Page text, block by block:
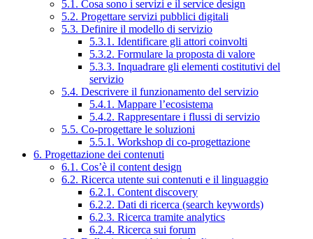
5.1. Cosa sono i servizi e il service design
5.2. Progettare servizi pubblici digitali
5.3. Definire il modello di servizio
5.3.1. Identificare gli attori coinvolti
5.3.2. Formulare la proposta di valore
5.3.3. Inquadrare gli elementi costitutivi del
servizio
5.4. Descrivere il funzionamento del servizio
5.4.1. Mappare l’ecosistema
5.4.2. Rappresentare i flussi di servizio
5.5. Co-progettare le soluzioni
5.5.1. Workshop di co-progettazione
6. Progettazione dei contenuti
6.1. Cos’è il content design
6.2. Ricerca utente sui contenuti e il linguaggio
6.2.1. Content discovery
6.2.2. Dati di ricerca (search keywords)
6.2.3. Ricerca tramite analytics
6.2.4. Ricerca sui forum